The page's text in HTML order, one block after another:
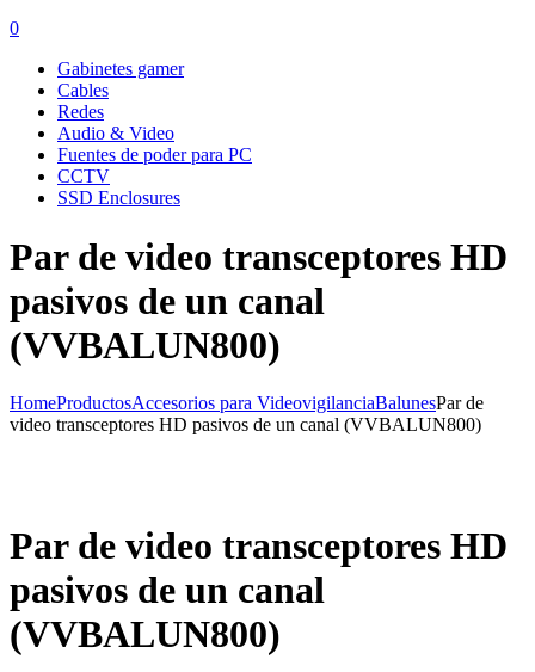
0
Gabinetes gamer
Cables
Redes
Audio & Video
Fuentes de poder para PC
CCTV
SSD Enclosures
Par de video transceptores HD
pasivos de un canal
(VVBALUN800)
HomeProductosAccesorios para VideovigilanciaBalunesPar de
video transceptores HD pasivos de un canal (VVBALUN800)
Par de video transceptores HD
pasivos de un canal
(VVBALUN800)